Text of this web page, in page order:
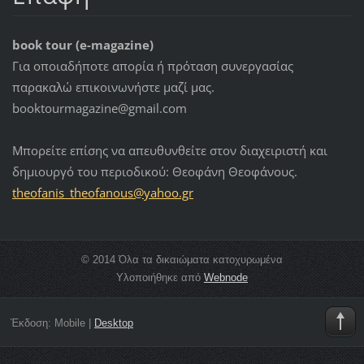
book tour (e-magazine)
Για οποιαδήποτε απορία ή πρόταση συνεργασίας
παρακαλώ επικοινωνήστε μαζί μας.
booktourmagazine@gmail.com
Μπορείτε επίσης να απευθυνθείτε στον διαχειριστή και
δημιουργό του περιοδικού: Θεοφάνη Θεοφάνους.
theofanis_theofanous@yahoo.gr
© 2014 Όλα τα δικαιώματα κατοχυρωμένα
Υλοποιήθηκε από Webnode
Έκδοση: Mobile| Desktop